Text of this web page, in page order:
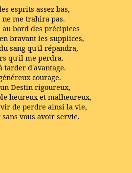
esprits assez bas,
me trahira pas.
bord des précipices
bravant les supplices,
sang qu'il répandra,
qu'il me perdra.
tarder d'avantage.
courage.
Destin rigoureux,
heureux et malheureux,
de perdre ainsi la vie,
vous avoir servie.